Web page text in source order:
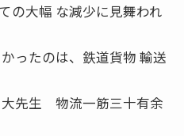
の大幅 な減少に見舞われ
ったのは、鉄道貨物 輸送
先生 物流一筋三十有余